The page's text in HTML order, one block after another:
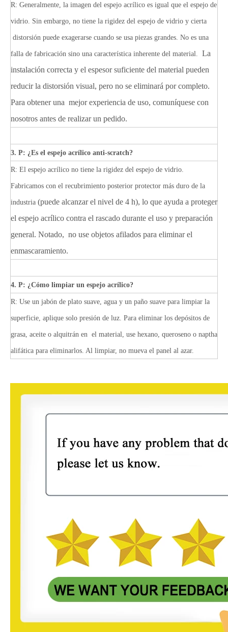
R: Generalmente, la imagen del espejo acrílico es igual que el espejo de
vidrio. Sin embargo, no tiene la rigidez del espejo de vidrio y cierta
distorsión puede exagerarse cuando se usa piezas grandes. No es una
falla de fabricación sino una característica inherente del material. La
instalación correcta y el espesor suficiente del material pueden
reducir la distorsión visual, pero no se eliminará por completo.
Para obtener una mejor experiencia de uso, comuníquese con
nosotros antes de realizar un pedido.
3. P: ¿Es el espejo acrílico anti-scratch?
R: El espejo acrílico no tiene la rigidez del espejo de vidrio.
Fabricamos con el recubrimiento posterior protector más duro de la
industria (puede alcanzar el nivel de 4 h), lo que ayuda a proteger
el espejo acrílico contra el rascado durante el uso y preparación
general. Notado, no use objetos afilados para eliminar el
enmascaramiento.
4. P: ¿Cómo limpiar un espejo acrílico?
R: Use un jabón de plato suave, agua y un paño suave para limpiar la
superficie, aplique solo presión de luz. Para eliminar los depósitos de
grasa, aceite o alquitrán en el material, use hexano, queroseno o naptha
alifática para eliminarlos. Al limpiar, no mueva el panel al azar.